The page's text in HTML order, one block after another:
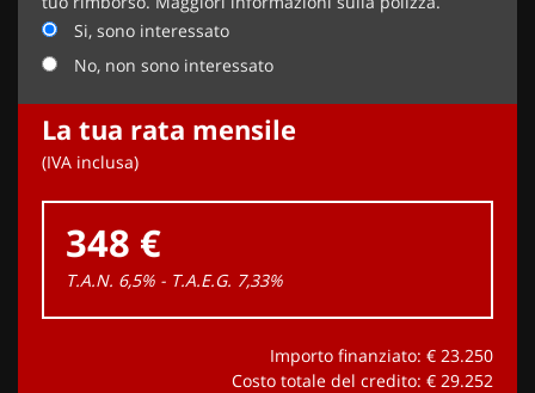
Si, sono interessato
No, non sono interessato
La tua rata mensile
(IVA inclusa)
348 €
T.A.N. 6,5% - T.A.E.G. 7,33%
Importo finanziato: € 23.250
Costo totale del credito: € 29.252